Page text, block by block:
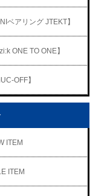
ベアリング JTEKT】
ONE TO ONE】
OFF】
ITEM
ITEM